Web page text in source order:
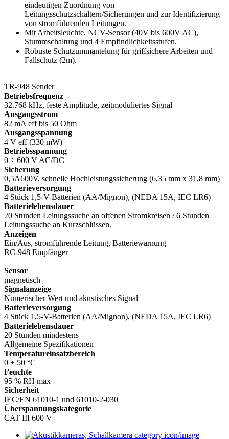
eindeutigen Zuordnung von
Leitungsschutzschaltern/Sicherungen und zur Identifizierung
von stromführenden Leitungen.
Mit Arbeitsleuchte, NCV-Sensor (40V bis 600V AC),
Stummschaltung und 4 Empfindlichkeitsstufen.
Robuste Schutzummantelung für griffsichere Arbeiten und
Fallschutz (2m).
TR-948 Sender
Betriebsfrequenz
32.768 kHz, feste Amplitude, zeitmoduliertes Signal
Ausgangsstrom
82 mA eff bis 50 Ohm
Ausgangsspannung
4 V eff (330 mW)
Betriebsspannung
0 ÷ 600 V AC/DC
Sicherung
0,5A600V, schnelle Hochleistungssicherung (6,35 mm x 31,8 mm)
Batterieversorgung
4 Stück 1,5-V-Batterien (AA/Mignon), (NEDA 15A, IEC LR6)
Batterielebensdauer
20 Stunden Leitungssuche an offenen Stromkreisen / 6 Stunden
Leitungssuche an Kurzschlüssen.
Anzeigen
Ein/Aus, stromführende Leitung, Batteriewarnung
RC-948 Empfänger
Sensor
magnetisch
Signalanzeige
Numerischer Wert und akustisches Signal
Batterieversorgung
4 Stück 1,5-V-Batterien (AA/Mignon), (NEDA 15A, IEC LR6)
Batterielebensdauer
20 Stunden mindestens
Allgemeine Spezifikationen
Temperatureinsatzbereich
0 ÷ 50 °C
Feuchte
95 % RH max
Sicherheit
IEC/EN 61010-1 und 61010-2-030
Überspannungskategorie
CAT III 600 V